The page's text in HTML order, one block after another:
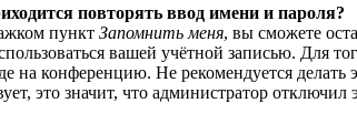
повторять ввод имени и пароля?
пункт Запомнить меня, вы сможете
вашей учётной записью. Для
на конференцию. Не рекомендуется
это значит, что администратор